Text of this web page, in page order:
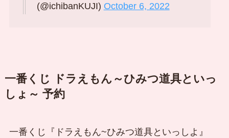
(@ichibanKUJI) October 6, 2022
一番くじ ドラえもん～ひみつ道具といっ
しょ～ 予約
一番くじ『ドラえもん~ひみつ道具といっしよ』